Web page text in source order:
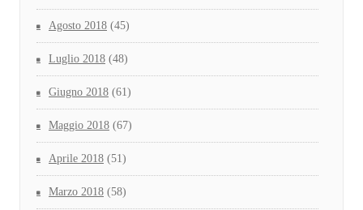
Agosto 2018 (45)
Luglio 2018 (48)
Giugno 2018 (61)
Maggio 2018 (67)
Aprile 2018 (51)
Marzo 2018 (58)